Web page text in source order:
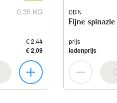
0.35 KG
€ 2,44
€ 2,09
ODIN
Fijne spinazie
prijs
ledenprijs